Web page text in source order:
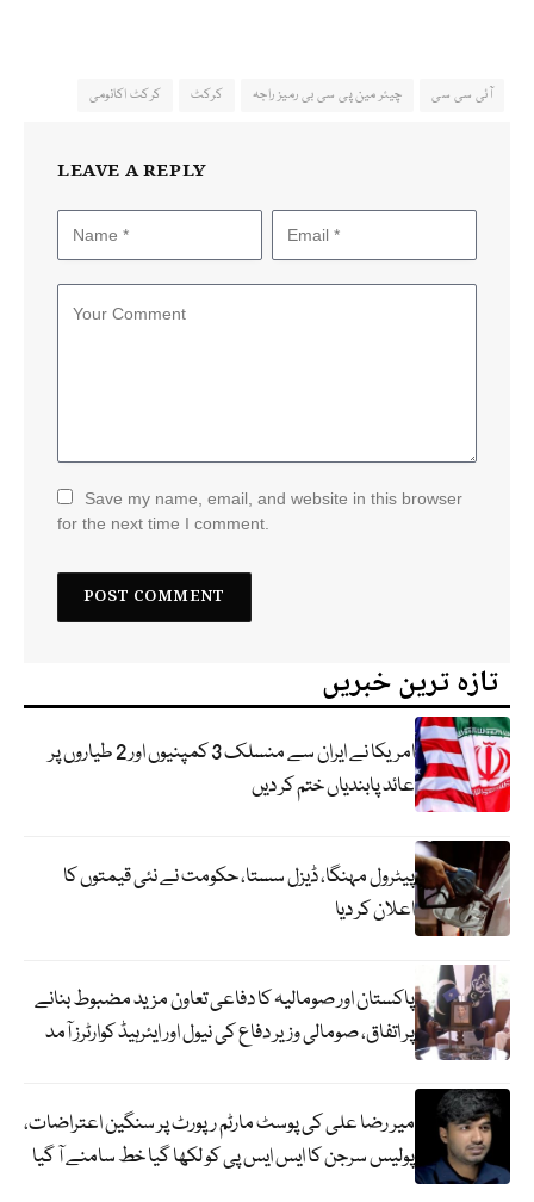
آئی سی سی چیئر مین پی سی بی رمیز راجہ کرکٹ کرکٹ اکانومی
LEAVE A REPLY
Save my name, email, and website in this browser
for the next time I comment.
تازہ ترین خبریں
امریکا نے ایران سے منسلک 3 کمپنیوں اور 2 طیاروں پر
عائد پابندیاں ختم کر دیں
پیٹرول مہنگا، ڈیزل سستا، حکومت نے نئی قیمتوں کا
اعلان کر دیا
پاکستان اور صومالیہ کا دفاعی تعاون مزید مضبوط بنانے
پر اتفاق، صومالی وزیر دفاع کی نیول اور ایئرہیڈ کوارٹرز آمد
میر رضا علی کی پوسٹ مارٹم رپورٹ پر سنگین اعتراضات،
پولیس سرجن کا ایس ایس پی کو لکھا گیا خط سامنے آ گیا